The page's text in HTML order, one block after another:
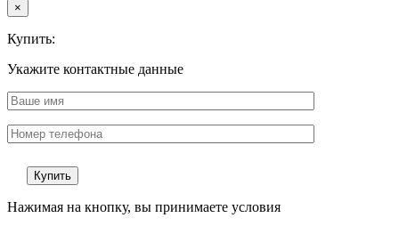
×
Купить:
Укажите контактные данные
Нажимая на кнопку, вы принимаете условия